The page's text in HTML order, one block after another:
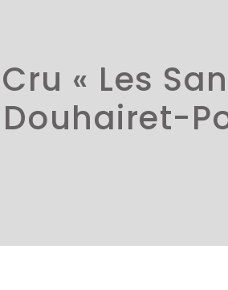
« Les
Douhairet-